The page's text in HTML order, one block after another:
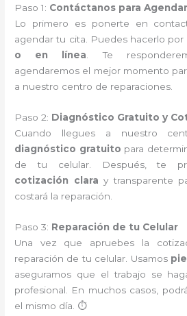
Paso 1: Contáctanos para
Lo primero es ponerte en
agendar tu cita. Puedes hacerlo por
o en línea. Te
agendaremos el mejor momento
a nuestro centro de reparaciones.
Paso 2: Diagnóstico Gratuito y
Cuando llegues a nuestro
diagnóstico gratuito para
de tu celular. Después, te
cotización clara y transparente
costará la reparación.
Paso 3: Reparación de tu Celular
Una vez que apruebes la
reparación de tu celular. Usamos
aseguramos que el trabajo se
profesional. En muchos casos,
el mismo día. ⏱️